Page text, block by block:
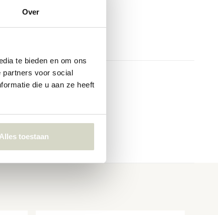
Over
te bieden en om ons
partners voor social
die u aan ze heeft
Alles toestaan